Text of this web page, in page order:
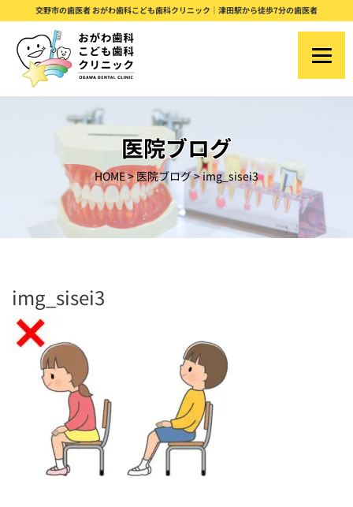
t
交野市の歯医者 おがわ歯科こども歯科クリニック｜津田駅から徒歩7分の歯医者
医院ブログ
HOME>医院ブログ>img_sisei3
img_sisei3